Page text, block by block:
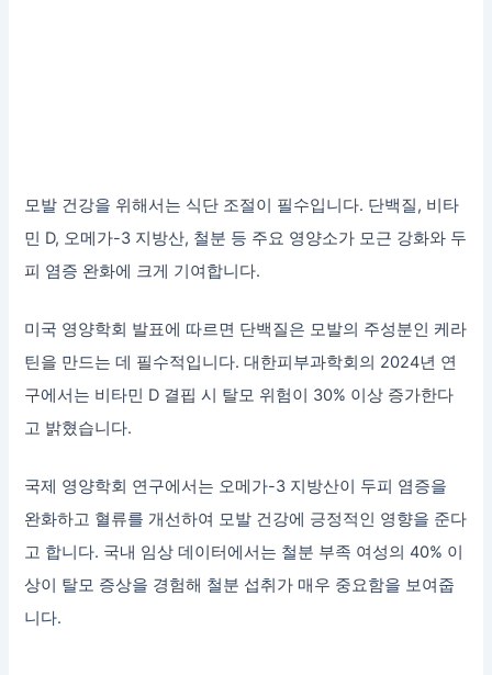
모발 건강을 위해서는 식단 조절이 필수입니다. 단백질, 비타
민 D, 오메가-3 지방산, 철분 등 주요 영양소가 모근 강화와 두
피 염증 완화에 크게 기여합니다.
미국 영양학회 발표에 따르면 단백질은 모발의 주성분인 케라
틴을 만드는 데 필수적입니다. 대한피부과학회의 2024년 연
구에서는 비타민 D 결핍 시 탈모 위험이 30% 이상 증가한다
고 밝혔습니다.
국제 영양학회 연구에서는 오메가-3 지방산이 두피 염증을
완화하고 혈류를 개선하여 모발 건강에 긍정적인 영향을 준다
고 합니다. 국내 임상 데이터에서는 철분 부족 여성의 40% 이
상이 탈모 증상을 경험해 철분 섭취가 매우 중요함을 보여줍
니다.